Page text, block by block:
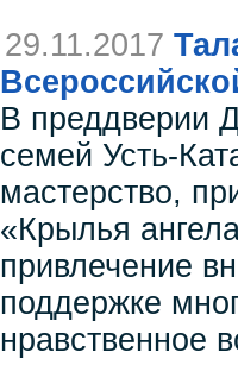
29.11.2017
В преддверии
семей Усть-
мастерство,
«Крылья
привлечение
поддержке
нравственное